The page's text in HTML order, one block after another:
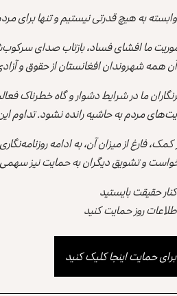
به هیچ قدرتی نیستیم و تنها برای
ما افشای فساد، بازتاب صدای
همه شهروندان افغانستان از حقوق و
ما در شرایط دشوار و گاه خطرناک
مردم به حاشیه رانده نشود. تداوم
فارغ از میزان آن، به ادامه
و تشویق دیگران به حمایت نیز
حقیقت بایستید
روز حمایت کنید
برای حمایت اینجا کلیک کنید